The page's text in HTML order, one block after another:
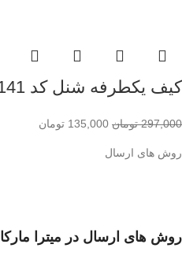
کیف یکطرفه شنل کد 1141
297,000 تومان 135,000 تومان
روش های ارسال
روش های ارسال در میترا مارکا